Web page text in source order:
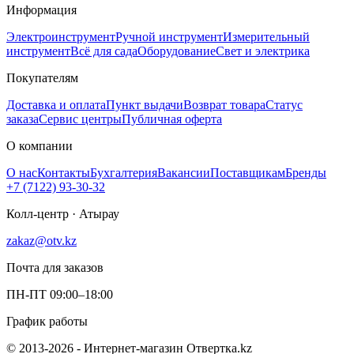
Информация
ЭлектроинструментРучной инструментИзмерительный
инструментВсё для садаОборудованиеСвет и электрика
Покупателям
Доставка и оплатаПункт выдачиВозврат товараСтатус
заказаСервис центрыПубличная оферта
О компании
О насКонтактыБухгалтерияВакансииПоставщикамБренды
+7 (7122) 93-30-32
Колл-центр · Атырау
zakaz@otv.kz
Почта для заказов
ПН-ПТ 09:00–18:00
График работы
© 2013-2026 - Интернет-магазин Отвертка.kz